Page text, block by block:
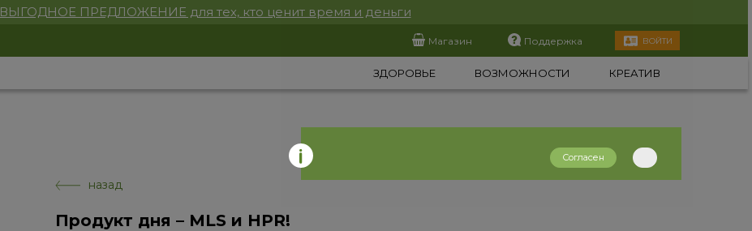
ВЫГОДНОЕ ПРЕДЛОЖЕНИЕ для тех, кто ценит время и деньги
Магазин Поддержка ВОЙТИ
ЗДОРОВЬЕ ВОЗМОЖНОСТИ КРЕАТИВ
назад
Продукт дня – MLS и HPR!
Согласен